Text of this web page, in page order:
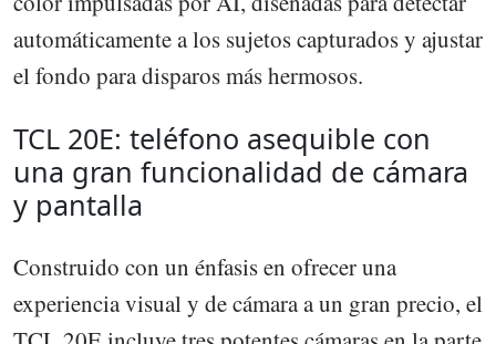
automáticamente a los sujetos capturados y ajustar
el fondo para disparos más hermosos.
TCL 20E: teléfono asequible con
una gran funcionalidad de cámara
y pantalla
Construido con un énfasis en ofrecer una
experiencia visual y de cámara a un gran precio, el